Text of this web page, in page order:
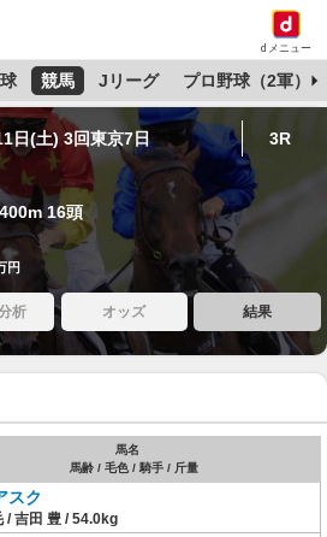
dメニュー
競馬 Jリーグ プロ野球（2軍）
日(土) 3回東京7日 3R
16頭
円
析 オッズ 結果
馬名
馬齢 / 毛色 / 騎手 / 斤量
スク
/ 吉田 豊 / 54.0kg